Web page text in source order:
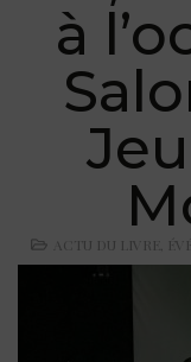
à
ACTU DU LIVRE